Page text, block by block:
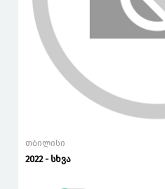
თბილისი
2022 - სხვა